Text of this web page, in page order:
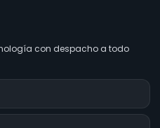
con despacho a todo